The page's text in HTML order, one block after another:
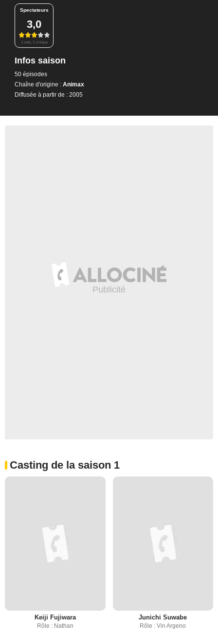
Spectateurs
3,0
1 note, 1 critique
Infos saison
50 épisodes
Chaîne d'origine : Animax
Diffusée à partir de : 2005
Casting de la saison 1
Keiji Fujiwara
Rôle : Nathan
Junichi Suwabe
Rôle : Vin Argeno